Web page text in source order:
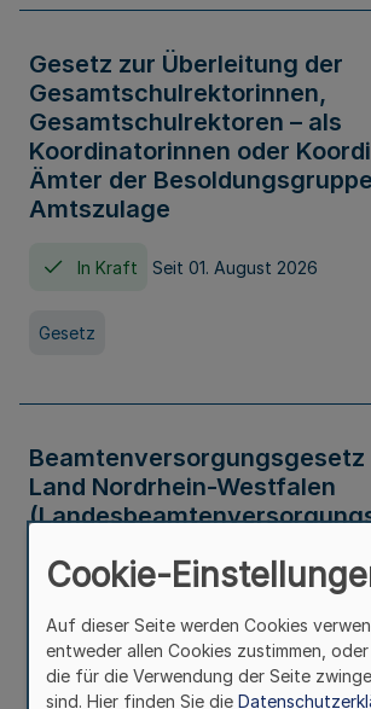
Gesetz zur Überleitung der
Gesamtschulrektorinnen,
Gesamtschulrektoren – als
Koordinatorinnen oder
Ämter der
Amtszulage
In Kraft Seit 01. August 2026
Gesetz
Beamtenversorgungsgesetz
Land Nordrhein-Westfalen
Gesetz
Cookie-
Auf dieser Seite werden Cookies
entweder allen Cookies zustimmen, oder
die für die Verwendung der Seite
sind. Hier finden Sie die